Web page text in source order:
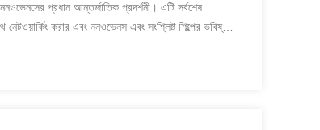
প্রধান আন্তর্জাতিক প্রদর্শনী। এটি সর্বশেষ
করার এবং ননওভেনস এবং সংশ্লিষ্ট শিল্পের ভবিষ্যৎ